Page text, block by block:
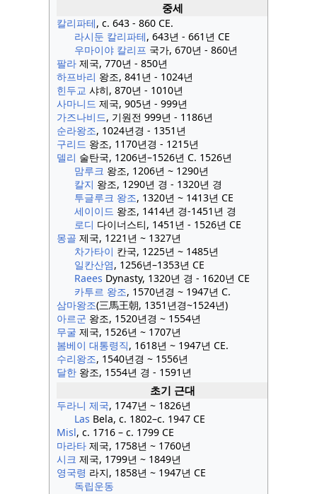
중세
칼리파테, c. 643 - 860 CE.
라시둔 칼리파테, 643년 - 661년 CE
우마이야 칼리프 국가, 670년 - 860년
팔라제국, 770년 - 850년
하프바리 왕조, 841년 - 1024년
힌두교 샤히, 870년 - 1010년
사마니드 제국, 905년 - 999년
가즈나비드, 기원전 999년 - 1186년
순라왕조, 1024년경 - 1351년
구리드 왕조, 1170년경 - 1215년
델리 술탄국, 1206년–1526년 C. 1526년
맘루크 왕조, 1206년 ~ 1290년
칼지 왕조, 1290년 경 - 1320년 경
투글루크 왕조, 1320년 ~ 1413년 CE
세이이드 왕조, 1414년 경-1451년 경
로디 다이너스티, 1451년 - 1526년 CE
몽골 제국, 1221년 ~ 1327년
차가타이 칸국, 1225년 ~ 1485년
일칸산염, 1256년–1353년 CE
Raees Dynasty, 1320년 경 - 1620년 CE
카투르 왕조, 1570년경 ~ 1947년 C.
삼마왕조(三馬王朝, 1351년경~1524년)
아르군 왕조, 1520년경 ~ 1554년
무굴 제국, 1526년 ~ 1707년
봄베이 대통령직, 1618년 ~ 1947년 CE.
수리왕조, 1540년경 ~ 1556년
달한왕조, 1554년 경 - 1591년
초기 근대
두라니 제국, 1747년 ~ 1826년
Las Bela, c. 1802–c. 1947 CE
Misl, c. 1716 – c. 1799 CE
마라타제국, 1758년 ~ 1760년
시크 제국, 1799년 ~ 1849년
영국령 라지, 1858년 ~ 1947년 CE
독립운동